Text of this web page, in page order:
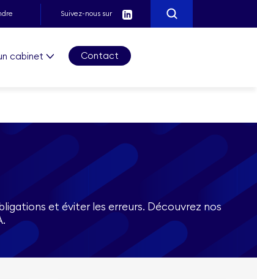
Suivez-nous sur
cabinet Contact
et éviter les erreurs. Découvrez nos